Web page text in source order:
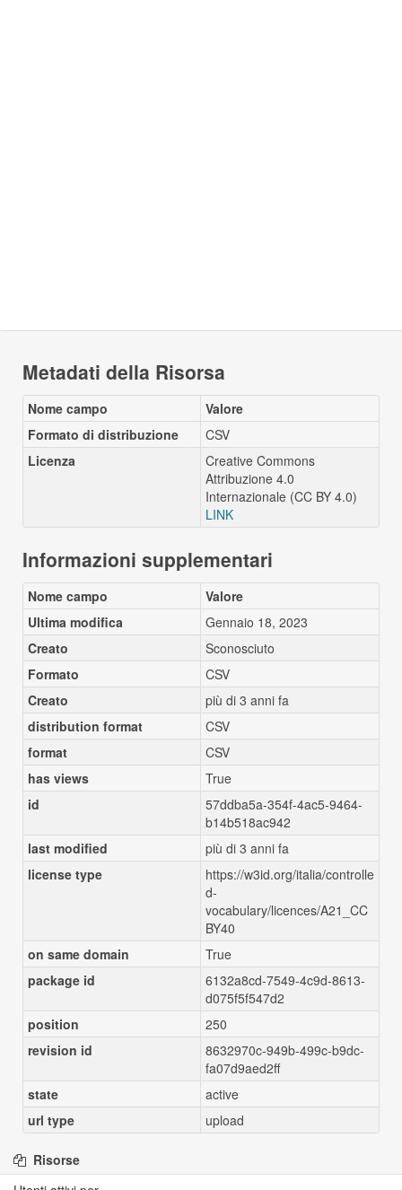
Metadati della Risorsa
Nome campo
Valore
Formato di distribuzione
CSV
Licenza
Creative Commons
Attribuzione 4.0
Internazionale (CC BY 4.0)
LINK
Informazioni supplementari
Nome campo
Valore
Ultima modifica
Gennaio 18, 2023
Creato
Sconosciuto
Formato
CSV
Creato
più di 3 anni fa
distribution format
CSV
format
CSV
has views
True
id
57ddba5a-354f-4ac5-9464-
b14b518ac942
last modified
più di 3 anni fa
license type
https://w3id.org/italia/controlle
d-
vocabulary/licences/A21_CC
BY40
on same domain
True
package id
6132a8cd-7549-4c9d-8613-
d075f5f547d2
position
250
revision id
8632970c-949b-499c-b9dc-
fa07d9aed2ff
state
active
url type
upload
Risorse